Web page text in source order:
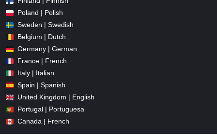
Poland | Polish
Sweden | Swedish
Belgium | Dutch
Germany | German
France | French
Italy | Italian
Spain | Spanish
United Kingdom | English
Portugal | Portuguesa
Canada | French